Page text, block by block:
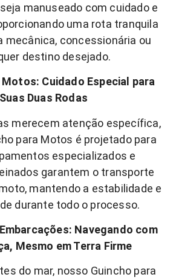
manuseado com cuidado e
uma rota tranquila
mecânica, concessionária ou
destino desejado.
Cuidado Especial para
Suas Duas Rodas
merecem atenção específica,
para Motos é projetado para
especializados e
garantem o transporte
mantendo a estabilidade e
durante todo o processo.
Navegando com
Mesmo em Terra Firme
do mar, nosso Guincho para